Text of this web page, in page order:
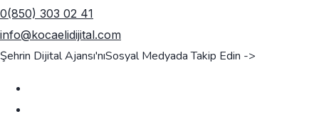
0(850) 303 02 41
info@kocaelidijital.com
Şehrin Dijital Ajansı'nıSosyal Medyada Takip Edin ->